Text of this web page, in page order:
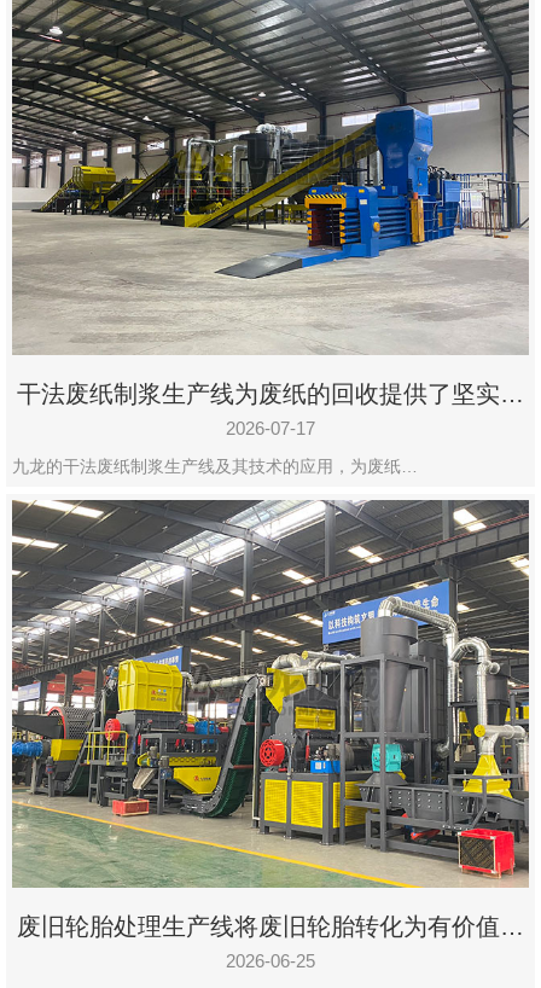
限
公
司
豫
ICP
备
19020390
号-1
干法废纸制浆生产线为废纸的回收提供了坚实的
保障
2026-07-17
九龙的干法废纸制浆生产线及其技术的应用，为废纸…
废旧轮胎处理生产线将废旧轮胎转化为有价值的
资源
2026-06-25